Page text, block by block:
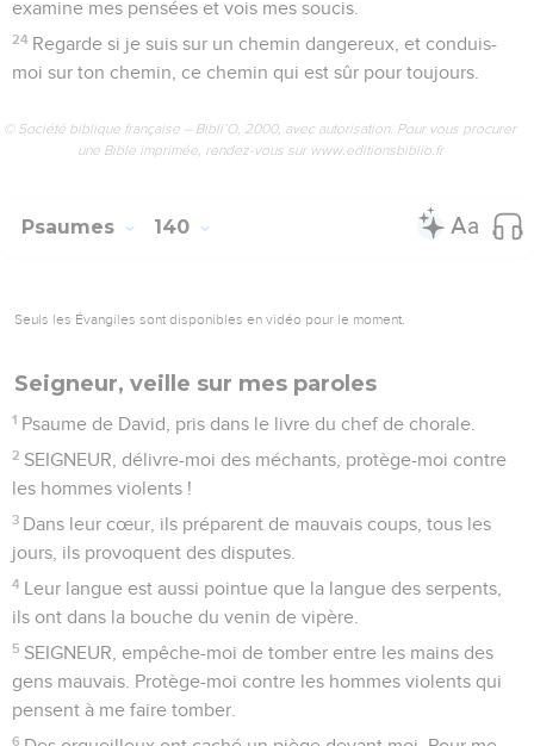
même chose.
13
C’est toi qui as créé ma conscience, c’est toi qui m’as tissé
dans le ventre de ma mère.
mon corps est étonnant et très beau. Ce que tu fais est
Quand tu me formais dans le secret, quand tu me brodais
dans la profondeur de la terre, tu voyais tout, rien n’était
écrit dans ton livre le nombre de jours que tu allais me
17 Ô Dieu, tes pensées sont vraiment difficiles, elles sont si
nombreuses !
18 Comment les compter ? Elles sont plus nombreuses que
les grains de sable. Même si je les comptais toutes, je
n’arriverais pas à te comprendre !
19 Ô Dieu, si seulement tu faisais mourir les gens mauvais, si
tu chassais loin de moi les assassins !
20 Ils utilisent ton nom pour tromper les autres, ils s’en
servent pour faire du mal.
21 SEIGNEUR, je déteste ceux qui te détestent. Ceux qui
luttent contre toi me dégoûtent.
22